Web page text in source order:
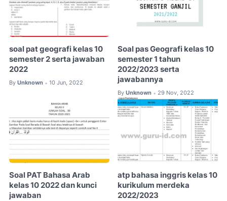
soal pat geografi kelas 10
semester 2 serta jawaban
2022
By Unknown • 10 Jun, 2022
Soal pas Geografi kelas 10
semester 1 tahun
2022/2023 serta
jawabannya
By Unknown • 29 Nov, 2022
Soal PAT Bahasa Arab
kelas 10 2022 dan kunci
jawaban
atp bahasa inggris kelas 10
kurikulum merdeka
2022/2023